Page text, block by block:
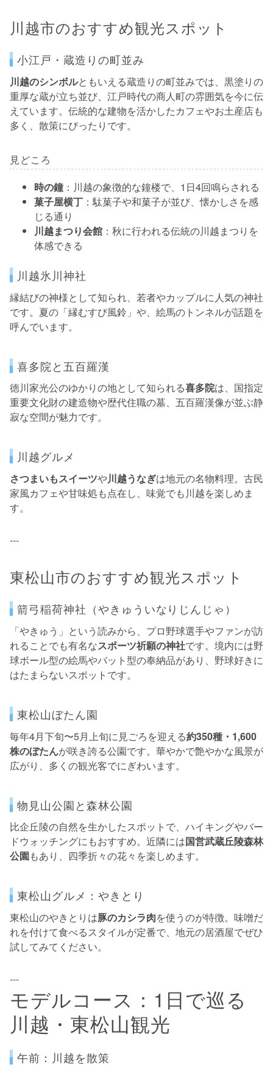
川越市のおすすめ観光スポット
小江戸・蔵造りの町並み
川越のシンボルともいえる蔵造りの町並みでは、黒塗りの
重厚な蔵が立ち並び、江戸時代の商人町の雰囲気を今に伝
えています。伝統的な建物を活かしたカフェやお土産店も
多く、散策にぴったりです。
見どころ
時の鐘 ：川越の象徴的な鐘楼で、1日4回鳴らされる
菓子屋横丁 ：駄菓子や和菓子が並び、懐かしさを感
じる通り
川越まつり会館 ：秋に行われる伝統の川越まつりを
体感できる
川越氷川神社
縁結びの神様として知られ、若者やカップルに人気の神社
です。夏の「縁むすび風鈴」や、絵馬のトンネルが話題を
呼んでいます。
喜多院と五百羅漢
徳川家光公のゆかりの地として知られる喜多院は、国指定
重要文化財の建造物や歴代住職の墓、五百羅漢像が並ぶ静
寂な空間が魅力です。
川越グルメ
さつまいもスイーツや川越うなぎは地元の名物料理。古民
家風カフェや甘味処も点在し、味覚でも川越を楽しめま
す。
---
東松山市のおすすめ観光スポット
箭弓稲荷神社（やきゅういなりじんじゃ）
「やきゅう」という読みから、プロ野球選手やファンが訪
れることでも有名なスポーツ祈願の神社です。境内には野
球ボール型の絵馬やバット型の奉納品があり、野球好きに
はたまらないスポットです。
東松山ぼたん園
毎年4月下旬〜5月上旬に見ごろを迎える約350種・1,600
株のぼたんが咲き誇る公園です。華やかで艶やかな風景が
広がり、多くの観光客でにぎわいます。
物見山公園と森林公園
比企丘陵の自然を生かしたスポットで、ハイキングやバー
ドウォッチングにもおすすめ。近隣には国営武蔵丘陵森林
公園もあり、四季折々の花々を楽しめます。
東松山グルメ：やきとり
東松山のやきとりは豚のカシラ肉を使うのが特徴。味噌だ
れを付けて食べるスタイルが定番で、地元の居酒屋でぜひ
試してみてください。
---
モデルコース：1日で巡る
川越・東松山観光
午前：川越を散策